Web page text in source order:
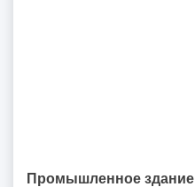
Промышленное здание